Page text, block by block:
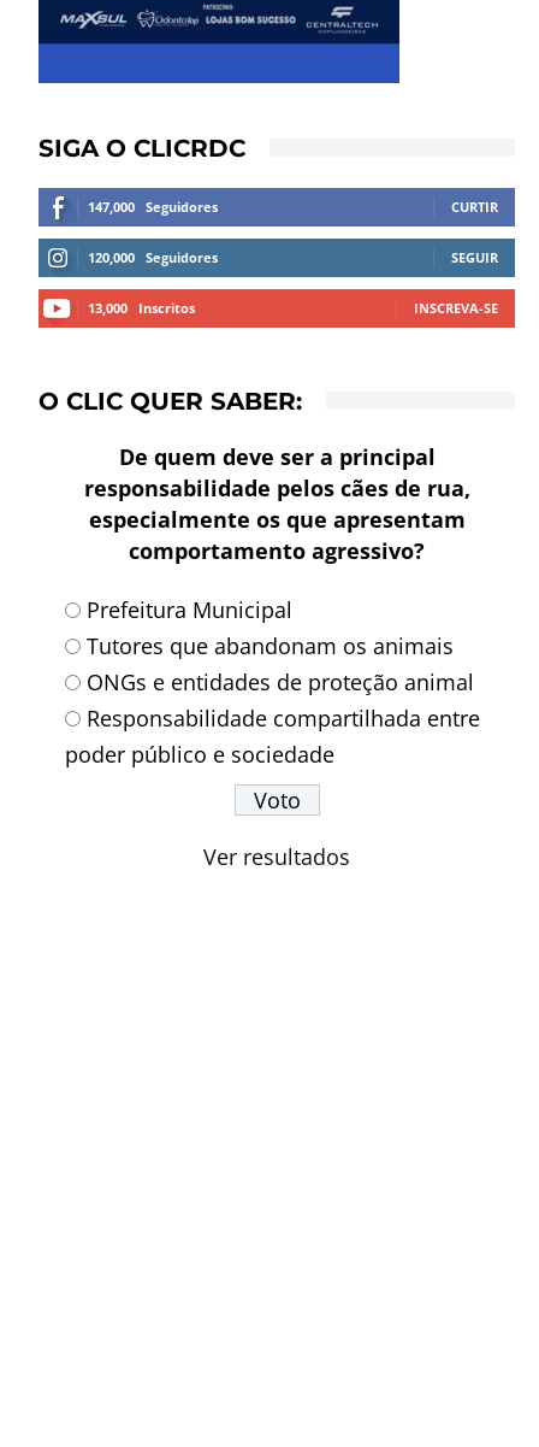
SIGA O CLICRDC
147,000 Seguidores CURTIR
120,000 Seguidores SEGUIR
13,000 Inscritos INSCREVA-SE
O CLIC QUER SABER:
De quem deve ser a principal
responsabilidade pelos cães de rua,
especialmente os que apresentam
comportamento agressivo?
Prefeitura Municipal
Tutores que abandonam os animais
ONGs e entidades de proteção animal
Responsabilidade compartilhada entre
poder público e sociedade
Ver resultados